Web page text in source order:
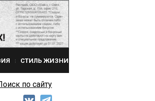
СТИЛЬ ЖИЗНИ
по сайту